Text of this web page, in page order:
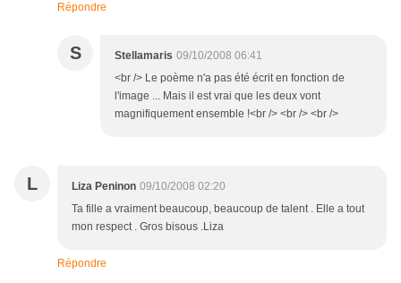
Répondre
S Stellamaris 09/10/2008 06:41
<br /> Le poème n'a pas été écrit en fonction de
l'image ... Mais il est vrai que les deux vont
magnifiquement ensemble !<br /> <br /> <br />
L Liza Peninon 09/10/2008 02:20
Ta fille a vraiment beaucoup, beaucoup de talent . Elle a tout
mon respect . Gros bisous .Liza
Répondre